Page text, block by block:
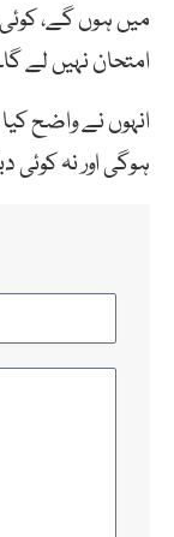
میں ہوں گے،
امتحان نہیں لے
انہوں نے واضح
ہوگی اور نہ کوئی